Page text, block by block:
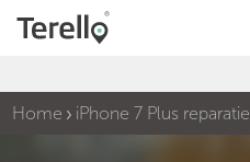
Home
iPhone 7 Plus reparatie